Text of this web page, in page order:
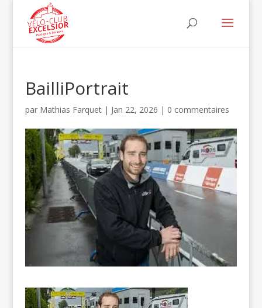
BailliPortrait
par Mathias Farquet| Jan 22, 2026 | 0 commentaires